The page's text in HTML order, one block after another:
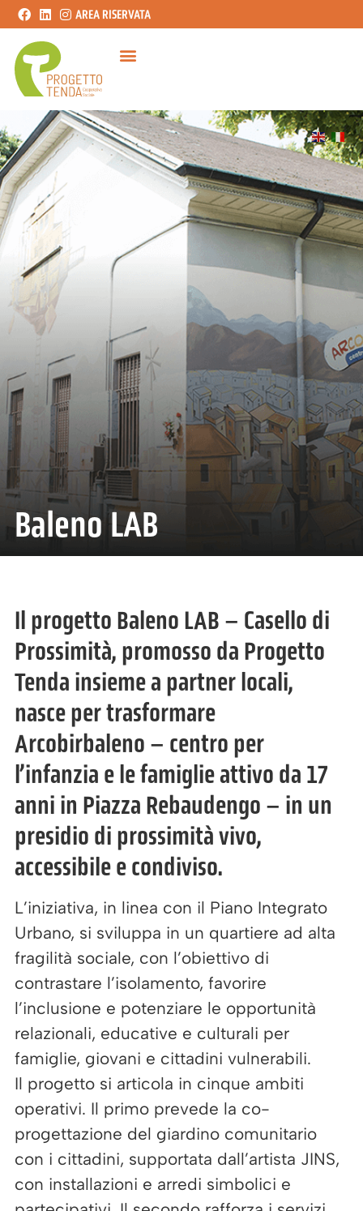
AREA RISERVATA
Baleno LAB
Il progetto Baleno LAB – Casello di
Prossimità, promosso da Progetto
Tenda insieme a partner locali,
nasce per trasformare
Arcobirbaleno – centro per
l’infanzia e le famiglie attivo da 17
anni in Piazza Rebaudengo – in un
presidio di prossimità vivo,
accessibile e condiviso.
L’iniziativa, in linea con il Piano Integrato
Urbano, si sviluppa in un quartiere ad alta
fragilità sociale, con l’obiettivo di
contrastare l’isolamento, favorire
l’inclusione e potenziare le opportunità
relazionali, educative e culturali per
famiglie, giovani e cittadini vulnerabili.
Il progetto si articola in cinque ambiti
operativi. Il primo prevede la co-
progettazione del giardino comunitario
con i cittadini, supportata dall’artista JINS,
con installazioni e arredi simbolici e